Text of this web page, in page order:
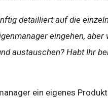
detailliert auf die
eingehen,
austauschen? Habt Ihr
ein eigenes